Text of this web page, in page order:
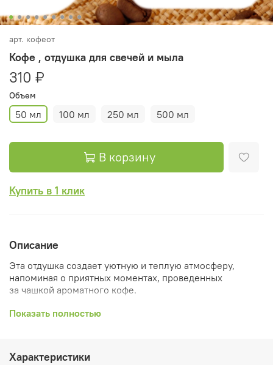
арт. кофеот
Кофе , отдушка для свечей и мыла
310 ₽
Объем
50 мл 100 мл 250 мл 500 мл
В корзину
Купить в 1 клик
Описание
Эта отдушка создает уютную и теплую атмосферу,
напоминая о приятных моментах, проведенных
за чашкой ароматного кофе.
Она подарит ощущение комфорта и расслабления, что
Рекомендуемый процент ввода:
Показать полностью
Характеристики